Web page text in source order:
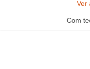
Ver
Com